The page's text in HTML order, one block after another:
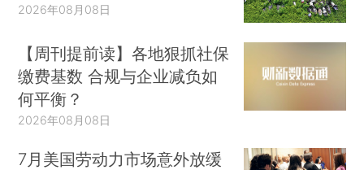
2026年08月08日
【周刊提前读】各地狠抓社保
缴费基数 合规与企业减负如
何平衡？
2026年08月08日
7月美国劳动力市场意外放缓